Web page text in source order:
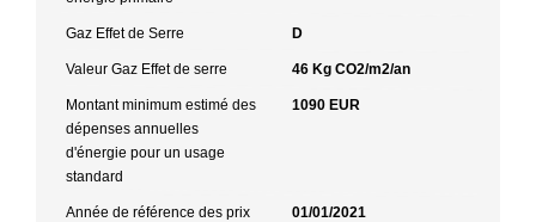
Gaz Effet de Serre D
Valeur Gaz Effet de serre 46 Kg CO2/m2/an
Montant minimum estimé des
dépenses annuelles
d'énergie pour un usage
standard
1090 EUR
Année de référence des prix
01/01/2021